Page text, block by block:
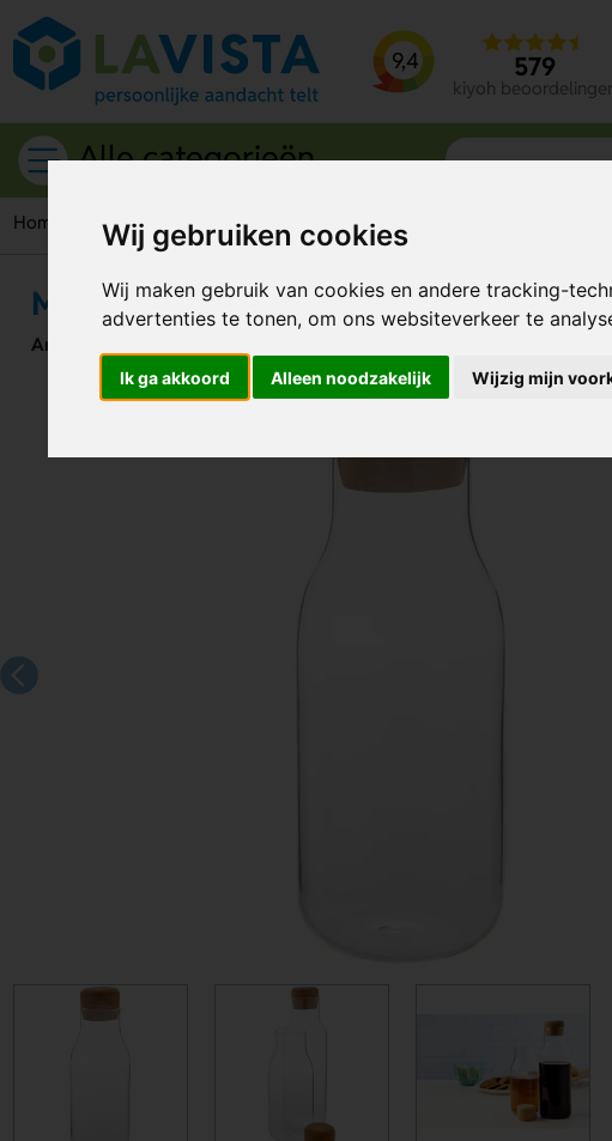
Wij gebruiken cookies
Wij maken gebruik van cookies en andere tracking-
advertenties te tonen, om ons websiteverkeer te
Ik ga akkoord Alleen noodzakelijk Wijzig mijn
9,4 579
kiyoh
Alle categorieën
Home Drinkwaren Glazen
Molokai Waterkaraf 600 ml
Artikelnummer: